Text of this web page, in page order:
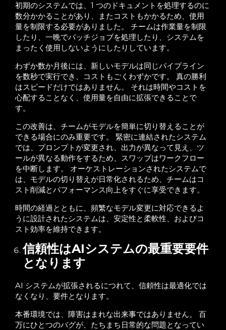
初期のシステムでは、1 つのドキュメントを処理するのに
数分かかることがあり、またコストもかかるため、使用
量を制限する必要がありました。 チームは作業量を制限
したり、一晩でバッチジョブを処理したり、システムを
まったく使用しないようにしたりしています。
わずか数か月後には、新しいモデルは同じパイプライン
を数秒で実行でき、コストもごくわずかです。 真の勝利
はスピードだけではありません。 それは時間やコストを
心配することなく、使用量を自由に拡張できることで
す。
この改善は、チームがモデルを簡単に切り替えることが
できる場合にのみ重要です。 緊密に連結されたシステム
では、プロンプトが変更され、出力が異なって見え、ツ
ールが異なる動作をするため、スワップはワークフロー
を中断します。 オーケストレーションされたシステムで
は、モデルの切り替えが日常化されるため、チームはコ
スト削減とパフォーマンス向上をすぐに享受できます。
時間の経過とともに、頻繁なモデル変更に対応できるよ
うに設計されたシステムは、安定性と柔軟性、およびコ
スト効率を維持できます。
信頼性はAIシステムの最重要要件
となります
AI システムが拡張されるにつれて、信頼性は最適化では
なくなり、要件となります。
本番環境では、障害はまれな出来事ではありません。 百
万にひとつのバグが、たちまち日常的な問題となってい